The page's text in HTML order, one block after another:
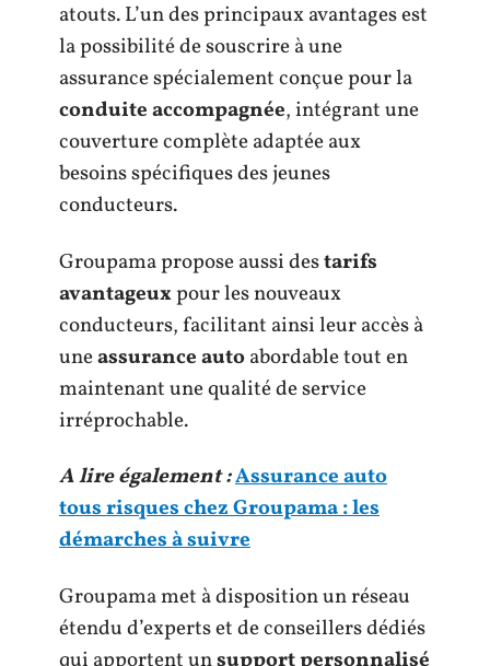
atouts. L’un des principaux avantages est
la possibilité de souscrire à une
assurance spécialement conçue pour la
conduite accompagnée, intégrant une
couverture complète adaptée aux
besoins spécifiques des jeunes
conducteurs.
Groupama propose aussi destarifs
avantageuxpour les nouveaux
conducteurs, facilitant ainsi leur accès à
uneassurance autoabordable tout en
maintenant une qualité de service
irréprochable.
A lire également :Assurance auto
tous risques chez Groupama : les
démarches à suivre
Groupama met à disposition un réseau
étendu d’experts et de conseillers dédiés
qui apportent unsupport personnalisé